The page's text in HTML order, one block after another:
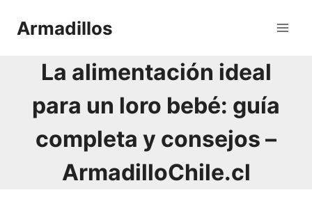
Armadillos
La alimentación ideal
para un loro bebé: guía
completa y consejos –
ArmadilloChile.cl